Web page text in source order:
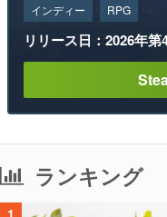
ランキング
1